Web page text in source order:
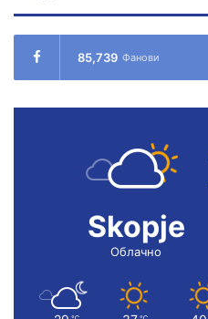
85,739 Фанови
Skopje
Облачно